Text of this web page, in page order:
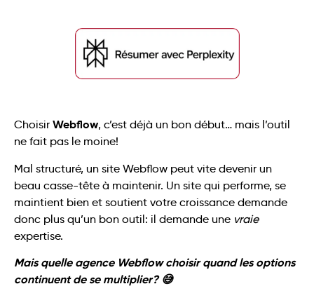
Choisir Webflow, c’est déjà un bon début… mais l’outil
ne fait pas le moine!
Mal structuré, un site Webflow peut vite devenir un
beau casse-tête à maintenir. Un site qui performe, se
maintient bien et soutient votre croissance demande
donc plus qu’un bon outil: il demande une vraie
expertise.
Mais quelle agence Webflow choisir quand les options
continuent de se multiplier? 😅